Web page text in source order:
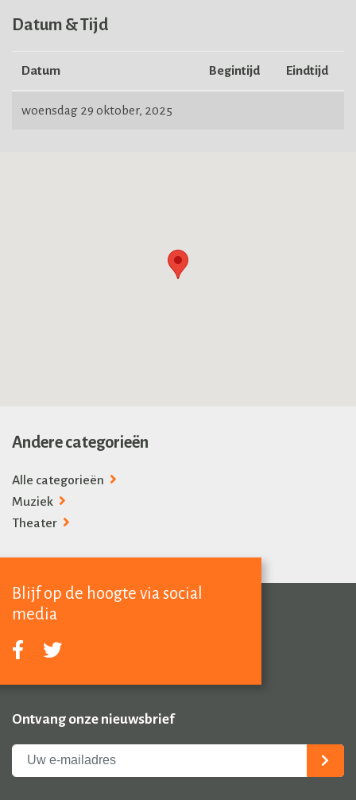
Datum & Tijd
Datum Begintijd Eindtijd
woensdag 29 oktober, 2025
Andere categorieën
Alle categorieën
Muziek
Theater
Blijf op de hoogte via social
media
Ontvang onze nieuwsbrief